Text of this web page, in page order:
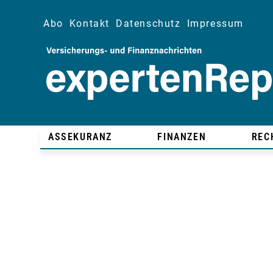
Abo Kontakt Datenschutz Impressum
ASSEKURANZ FINANZEN